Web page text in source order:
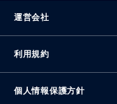
運営会社
利用規約
個人情報保護方針